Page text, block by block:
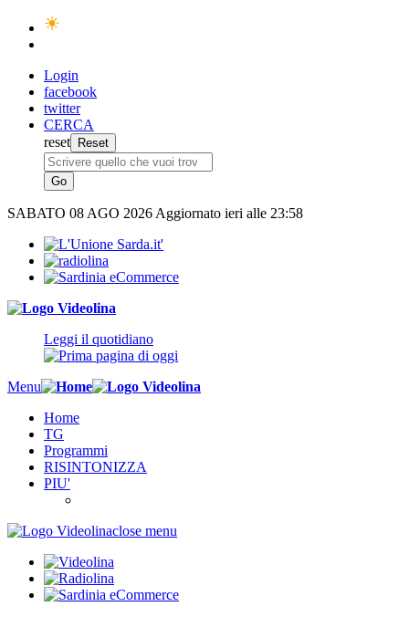
Login
facebook
twitter
CERCA
reset
SABATO 08 AGO 2026 Aggiornato ieri alle 23:58
Leggi il quotidiano
Menu
Home
TG
Programmi
RISINTONIZZA
PIU'
close menu